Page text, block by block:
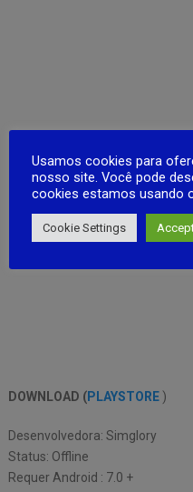
DOWNLOAD (PLAYSTORE )
Desenvolvedora: Simglory
Status: Offline
Requer Android : 7.0 +
Usamos cookies para
nosso site. Você pode
cookies estamos usando
Cookie Settings Accept